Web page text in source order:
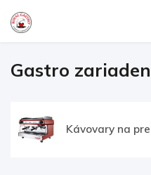
Gastro
Kávovary na